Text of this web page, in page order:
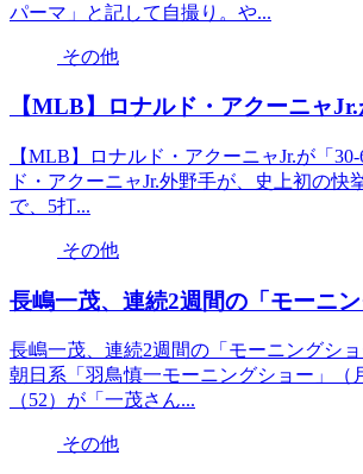
パーマ」と記して自撮り。や...
その他
【MLB】ロナルド・アクーニャ
【MLB】ロナルド・アクーニャJr.が「
ド・アクーニャJr.外野手が、史上初の
で、5打...
その他
長嶋一茂、連続2週間の「モーニ
長嶋一茂、連続2週間の「モーニングシ
朝日系「羽鳥慎一モーニングショー」（
（52）が「一茂さん...
その他